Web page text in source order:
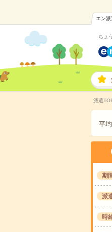
エン派
ちょ
派遣
平
期
派
時